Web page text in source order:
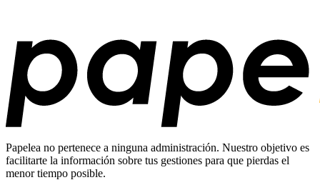
Papelea no pertenece a ninguna administración. Nuestro objetivo es
facilitarte la información sobre tus gestiones para que pierdas el
menor tiempo posible.